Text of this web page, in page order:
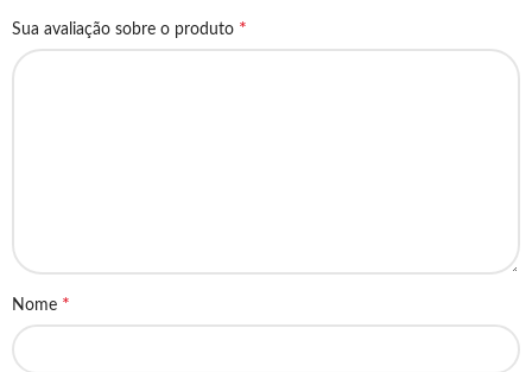
Sua avaliação sobre o produto *
Nome *